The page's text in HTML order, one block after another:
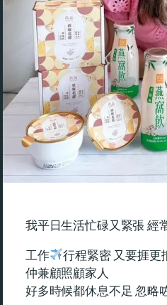
我平日生活忙碌又緊張 經
工作
行程緊密 又要捱更
仲兼顧照顧家人
好多時候都休息不足 忽略